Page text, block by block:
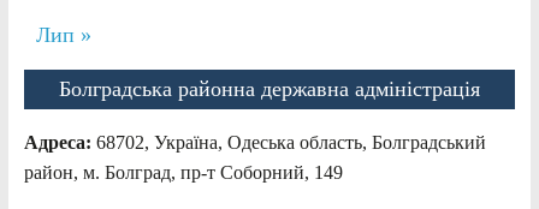
Лип »
Болградська районна державна адміністрація
Адреса: 68702, Україна, Одеська область, Болградський
район, м. Болград, пр-т Соборний, 149